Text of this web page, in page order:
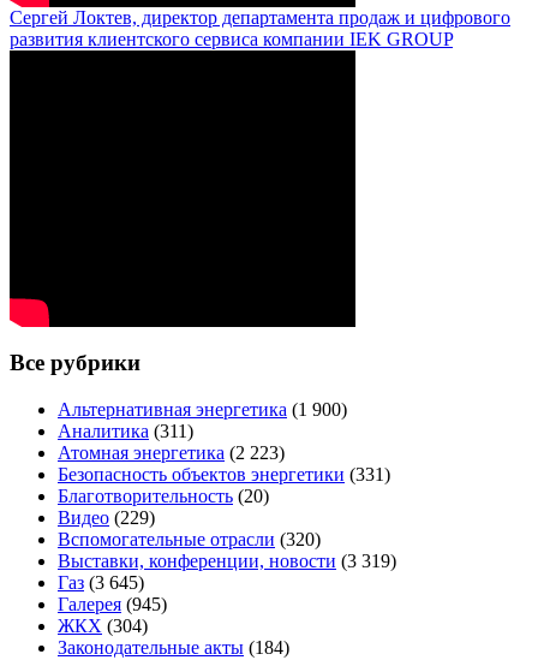
Сергей Локтев, директор департамента продаж и цифрового
развития клиентского сервиса компании IEK GROUP
Все рубрики
Альтернативная энергетика (1 900)
Аналитика (311)
Атомная энергетика (2 223)
Безопасность объектов энергетики (331)
Благотворительность (20)
Видео (229)
Вспомогательные отрасли (320)
Выставки, конференции, новости (3 319)
Газ (3 645)
Галерея (945)
ЖКХ (304)
Законодательные акты (184)